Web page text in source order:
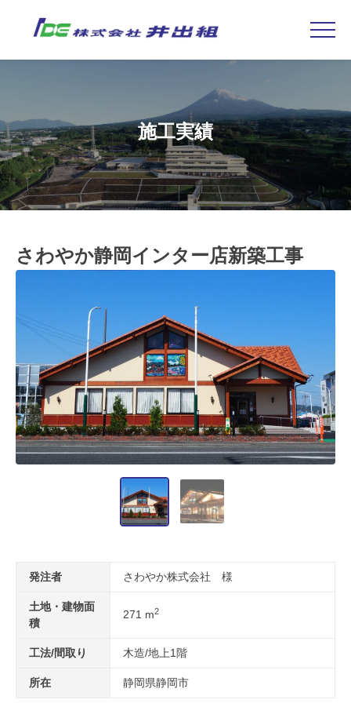
Skip
施工実績
さわやか静岡インター店新築工事
発注者 さわやか株式会社 様
土地・建物面
積
271 m2
工法/間取り 木造/地上1階
所在 静岡県静岡市